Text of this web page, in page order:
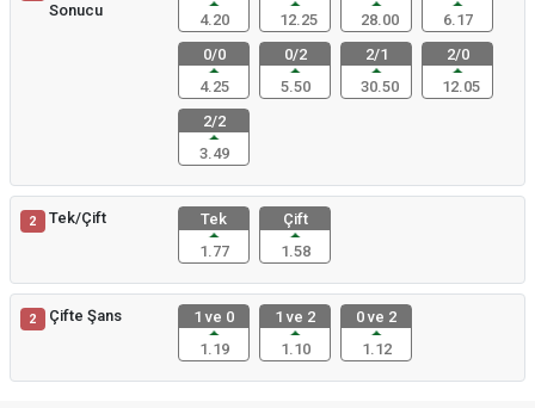
Sonucu
4.20
12.25
28.00
6.17
0/0
4.25
0/2
5.50
2/1
30.50
2/0
12.05
2/2
3.49
2 Tek/Çift
Tek
1.77
Çift
1.58
2 Çifte Şans
1 ve 0
1.19
1 ve 2
1.10
0 ve 2
1.12